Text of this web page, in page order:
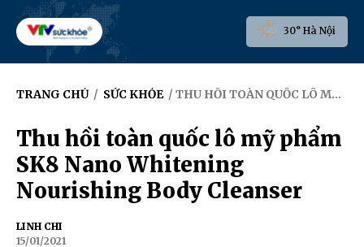
30° Hà Nội
TRANG CHỦ / SỨC KHỎE / THU HỒI TOÀN QUỐC LÔ MỸ PHẨM SK8 NANO WHITENING NOURISHING BODY CLEANSER
Thu hồi toàn quốc lô mỹ phẩm
SK8 Nano Whitening
Nourishing Body Cleanser
LINH CHI
15/01/2021